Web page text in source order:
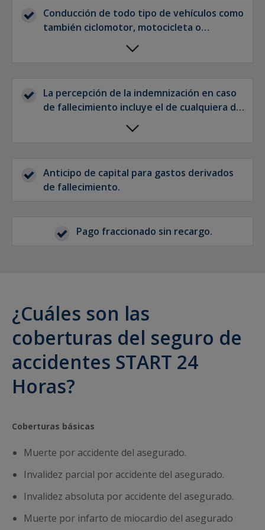
Conducción de todo tipo de vehículos como
también ciclomotor, motocicleta o
La percepción de la indemnización en caso
de fallecimiento incluye el de cualquiera de
Anticipo de capital para gastos derivados
de fallecimiento.
Pago fraccionado sin recargo.
¿Cuáles son las
coberturas del seguro de
accidentes START 24
Horas?
Coberturas básicas
Muerte por accidente del asegurado.
Invalidez parcial por accidente del asegurado.
Invalidez absoluta por accidente del asegurado.
Muerte por infarto de miocardio del asegurado